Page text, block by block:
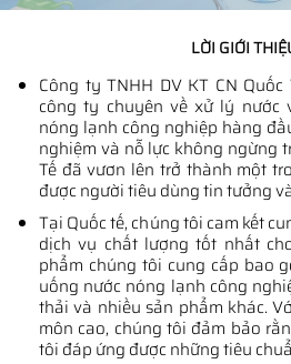
LỜI GIỚI
Công ty TNHH DV KT CN
công ty chuyên về xử lý nước
nóng lạnh công nghiệp hàng
nghiệm và nỗ lực không ngừng
Tế đã vươn lên trở thành một
được người tiêu dùng tin tưởng
Tại Quốc tế, chúng tôi cam kết
dịch vụ chất lượng tốt nhất
phẩm chúng tôi cung cấp bao
uống nước nóng lạnh công
thải và nhiều sản phẩm khác.
môn cao, chúng tôi đảm bảo
tôi đáp ứng được những tiêu